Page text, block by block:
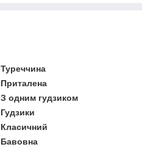
Туреччина
Приталена
З одним гудзиком
Гудзики
Класичний
Бавовна